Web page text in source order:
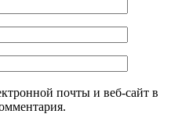
почты и веб-сайт в